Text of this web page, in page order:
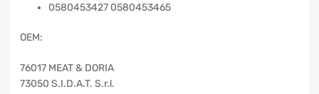
0580453427 0580453465
OEM:
76017 MEAT & DORIA
73050 S.I.D.A.T. S.r.l.